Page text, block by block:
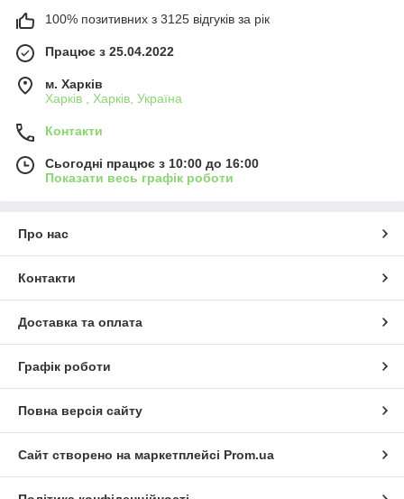
100% позитивних з 3125 відгуків за рік
Працює з 25.04.2022
м. Харків
Харків , Харків, Україна
Контакти
Сьогодні працює з 10:00 до 16:00
Показати весь графік роботи
Про нас
Контакти
Доставка та оплата
Графік роботи
Повна версія сайту
Сайт створено на маркетплейсі Prom.ua